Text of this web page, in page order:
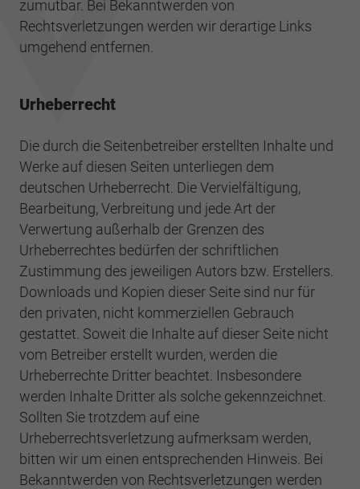
zumutbar. Bei Bekanntwerden von
Rechtsverletzungen werden wir derartige Links
umgehend entfernen.
Urheberrecht
Die durch die Seitenbetreiber erstellten Inhalte und
Werke auf diesen Seiten unterliegen dem
deutschen Urheberrecht. Die Vervielfältigung,
Bearbeitung, Verbreitung und jede Art der
Verwertung außerhalb der Grenzen des
Urheberrechtes bedürfen der schriftlichen
Zustimmung des jeweiligen Autors bzw. Erstellers.
Downloads und Kopien dieser Seite sind nur für
den privaten, nicht kommerziellen Gebrauch
gestattet. Soweit die Inhalte auf dieser Seite nicht
vom Betreiber erstellt wurden, werden die
Urheberrechte Dritter beachtet. Insbesondere
werden Inhalte Dritter als solche gekennzeichnet.
Sollten Sie trotzdem auf eine
Urheberrechtsverletzung aufmerksam werden,
bitten wir um einen entsprechenden Hinweis. Bei
Bekanntwerden von Rechtsverletzungen werden